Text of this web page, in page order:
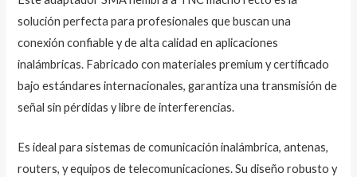
solución perfecta para profesionales que buscan una
conexión confiable y de alta calidad en aplicaciones
inalámbricas. Fabricado con materiales premium y certificado
bajo estándares internacionales, garantiza una transmisión de
señal sin pérdidas y libre de interferencias.
Es ideal para sistemas de comunicación inalámbrica, antenas,
routers, y equipos de telecomunicaciones. Su diseño robusto y